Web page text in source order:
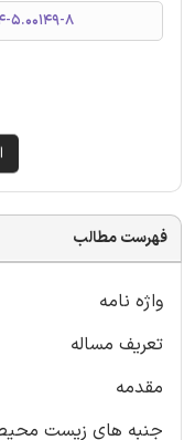
5.00149-8
فهرست مطالب
واژه نامه
تعریف مساله
مقدمه
جنبه های زیست